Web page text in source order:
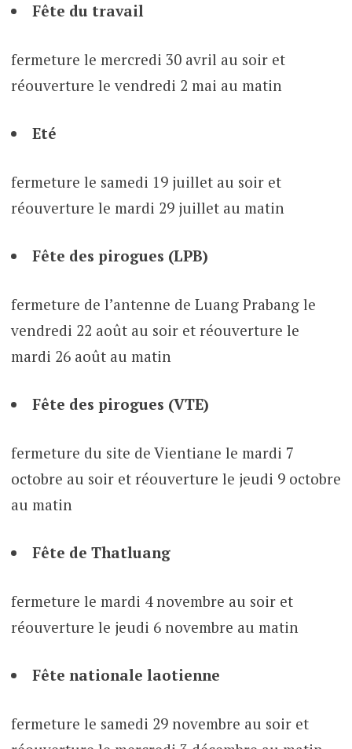
Fête du travail
fermeture le mercredi 30 avril au soir et
réouverture le vendredi 2 mai au matin
Eté
fermeture le samedi 19 juillet au soir et
réouverture le mardi 29 juillet au matin
Fête des pirogues (LPB)
fermeture de l’antenne de Luang Prabang le
vendredi 22 août au soir et réouverture le
mardi 26 août au matin
Fête des pirogues (VTE)
fermeture du site de Vientiane le mardi 7
octobre au soir et réouverture le jeudi 9 octobre
au matin
Fête de Thatluang
fermeture le mardi 4 novembre au soir et
réouverture le jeudi 6 novembre au matin
Fête nationale laotienne
fermeture le samedi 29 novembre au soir et